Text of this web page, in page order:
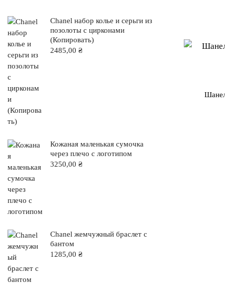
Chanel набор колье и серьги из
позолоты с цирконами
(Копировать)
2485,00 ₴
Кожаная маленькая сумочка
через плечо с логотипом
3250,00 ₴
Chanel жемчужный браслет с
бантом
1285,00 ₴